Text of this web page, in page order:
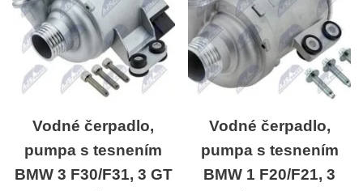
Vodné čerpadlo,
pumpa s tesnením
BMW 3 F30/F31, 3 GT
Vodné čerpadlo,
pumpa s tesnením
BMW 1 F20/F21, 3